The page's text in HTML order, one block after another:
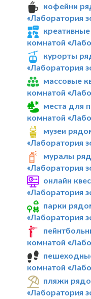
кофейни
«Лаборатория
комнатой
курорты
«Лаборатория
массовые
комнатой
места для
комнатой
музеи
«Лаборатория
муралы
«Лаборатория
онлайн
«Лаборатория
парки
«Лаборатория
комнатой
комнатой
пляжи
«Лаборатория